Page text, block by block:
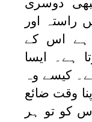
دوسری
اور
ہے اس کے
ہے۔ ایسا
کیسے وہ
وقت ضائع
کو تو ہر